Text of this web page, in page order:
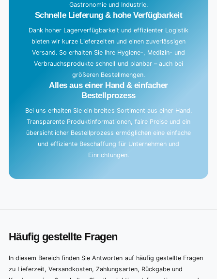
Gastronomie und Industrie.
Schnelle Lieferung & hohe Verfügbarkeit
Dank hoher Lagerverfügbarkeit und effizienter Logistik
bieten wir kurze Lieferzeiten und einen zuverlässigen
Versand. So erhalten Sie Ihre Hygiene-, Medizin- und
Verbrauchsprodukte schnell und planbar – auch bei
größeren Bestellmengen.
Alles aus einer Hand & einfacher
Bestellprozess
Bei uns erhalten Sie ein breites Sortiment aus einer Hand.
Transparente Produktinformationen, faire Preise und ein
übersichtlicher Bestellprozess ermöglichen eine einfache
und effiziente Beschaffung für Unternehmen und
Einrichtungen.
Häufig gestellte Fragen
In diesem Bereich finden Sie Antworten auf häufig gestellte Fragen
zu Lieferzeit, Versandkosten, Zahlungsarten, Rückgabe und